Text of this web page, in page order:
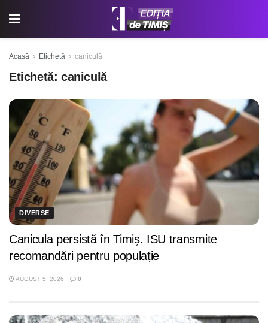
Acasă Etichetă caniculă
Etichetă: caniculă
DIVERSE
Canicula persistă în Timiș. ISU transmite
recomandări pentru populație
AUGUST 5, 2026 0